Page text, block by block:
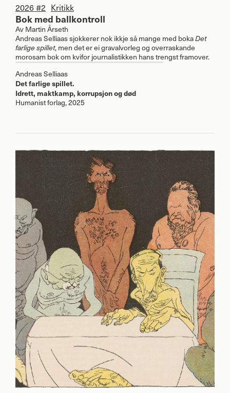
2026 #2 Kritikk
Bok med ballkontroll
AvMartin Årseth
Andreas Selliaas sjokkerer nok ikkje så mange med bokaDet
farlige spillet, men det er ei gravalvorleg og overraskande
morosam bok om kvifor journalistikken hans trengst framover.
Andreas Selliaas
Det farlige spillet.
Idrett, maktkamp, korrupsjon og død
Humanist forlag, 2025